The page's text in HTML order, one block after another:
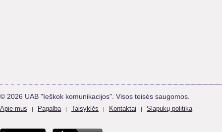
© 2026 UAB "Ieškok komunikacijos". Visos teisės saugomos.
Apie mus | Pagalba | Taisyklės | Kontaktai | Slapukų politika